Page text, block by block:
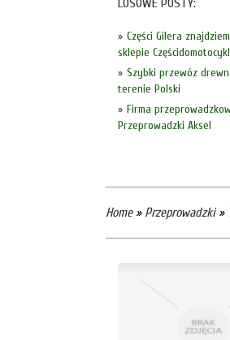
Części Gilera
sklepie
Szybki przewóz
terenie Polski
Firma
Przeprowadzki Aksel
Home» Przeprowadzki»